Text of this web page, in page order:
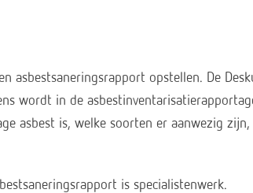
asbestsaneringsrapport opstellen. De
wordt in de
asbest is, welke soorten er aanwezig
is specialistenwerk.